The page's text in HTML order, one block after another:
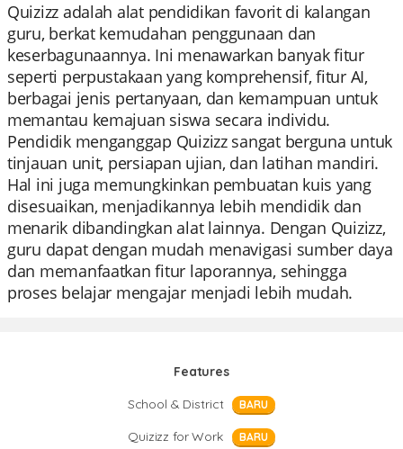
Quizizz adalah alat pendidikan favorit di kalangan
guru, berkat kemudahan penggunaan dan
keserbagunaannya. Ini menawarkan banyak fitur
seperti perpustakaan yang komprehensif, fitur AI,
berbagai jenis pertanyaan, dan kemampuan untuk
memantau kemajuan siswa secara individu.
Pendidik menganggap Quizizz sangat berguna untuk
tinjauan unit, persiapan ujian, dan latihan mandiri.
Hal ini juga memungkinkan pembuatan kuis yang
disesuaikan, menjadikannya lebih mendidik dan
menarik dibandingkan alat lainnya. Dengan Quizizz,
guru dapat dengan mudah menavigasi sumber daya
dan memanfaatkan fitur laporannya, sehingga
proses belajar mengajar menjadi lebih mudah.
Features
School & District
BARU
Quizizz for Work BARU